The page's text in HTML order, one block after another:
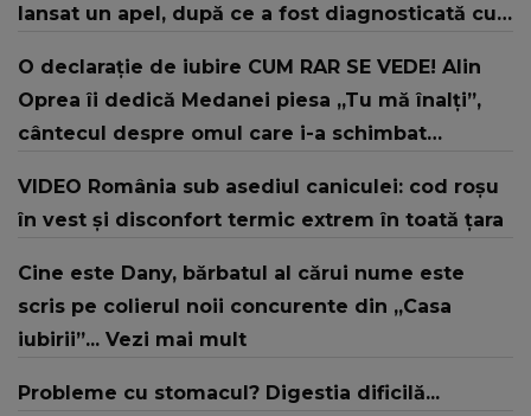
lansat un apel, după ce a fost diagnosticată cu
O declarație de iubire CUM RAR SE VEDE! Alin
Oprea îi dedică Medanei piesa „Tu mă înalți”,
cântecul despre omul care i-a schimbat
iubit cu bunătate și răbdare, până când omul
din mine și-a regăsit pacea"
VIDEO România sub asediul caniculei: cod roșu
în vest și disconfort termic extrem în toată țara
Cine este Dany, bărbatul al cărui nume este
scris pe colierul noii concurente din „Casa
iubirii”... Vezi mai mult
Probleme cu stomacul? Digestia dificilă...